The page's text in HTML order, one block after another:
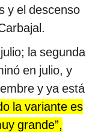
y el descenso
la segunda
en julio, y
y ya está
la variante es
grande”,